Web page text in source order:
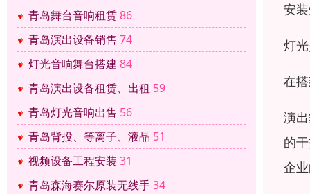
青岛舞台音响租赁86
青岛演出设备销售 74
灯光音响舞台搭建 84
青岛演出设备租赁、出租 59
青岛灯光音响出售 56
青岛背投、等离子、液晶 51
视频设备工程安装 31
青岛森海赛尔原装无线手34
安
灯
在
演
的
企